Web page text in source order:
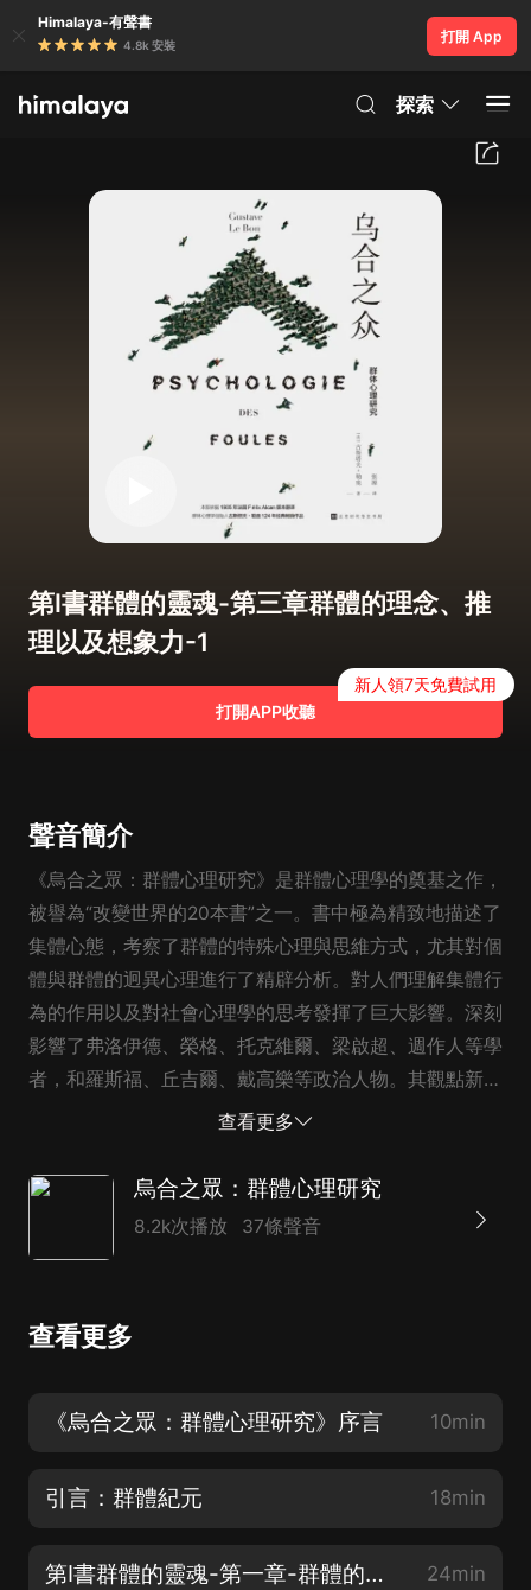
Himalaya-有聲書
4.8k 安裝
打開 App
探索
第Ⅰ書群體的靈魂-第三章群體的理念、推
理以及想象力-1
打開APP收聽
新人領7天免費試用
聲音簡介
《烏合之眾：群體心理研究》是群體心理學的奠基之作，
被譽為“改變世界的20本書”之一。書中極為精致地描述了
集體心態，考察了群體的特殊心理與思維方式，尤其對個
體與群體的迥異心理進行了精辟分析。對人們理解集體行
為的作用以及對社會心理學的思考發揮了巨大影響。深刻
影響了弗洛伊德、榮格、托克維爾、梁啟超、週作人等學
者，和羅斯福、丘吉爾、戴高樂等政治人物。其觀點新
穎，語言生動，是群體行為的研究者不可不讀的佳作。
查看更多
烏合之眾：群體心理研究
8.2k次播放 37條聲音
查看更多
《烏合之眾：群體心理研究》序言 10min
引言：群體紀元 18min
第Ⅰ書群體的靈魂-第一章-群體的普遍化特征及群體心智歸統合一的心理學法則 24min